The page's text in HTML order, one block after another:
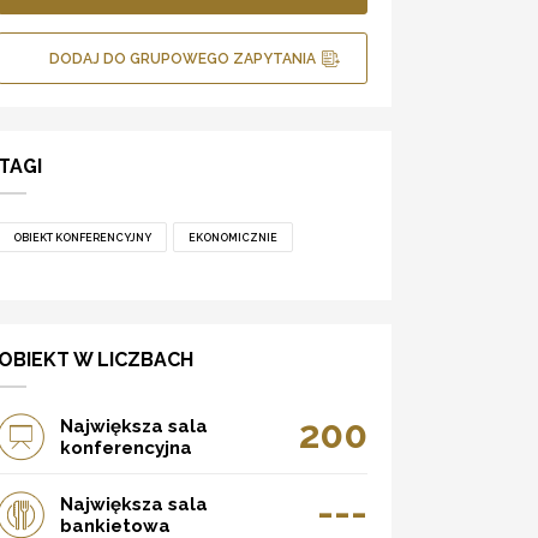
DODAJ DO GRUPOWEGO ZAPYTANIA
OBIEKT KONFERENCYJNY EKONOMICZNIE
W LICZBACH
Największa sala
konferencyjna
200
Największa sala
bankietowa
---